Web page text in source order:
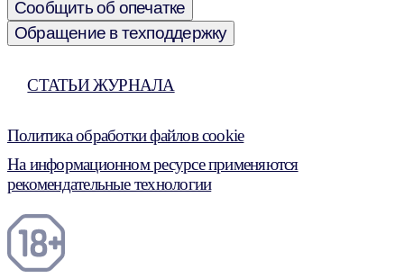
Сообщить об опечатке
Обращение в техподдержку
СТАТЬИ ЖУРНАЛА
Политика обработки файлов cookie
На информационном ресурсе применяются
рекомендательные технологии